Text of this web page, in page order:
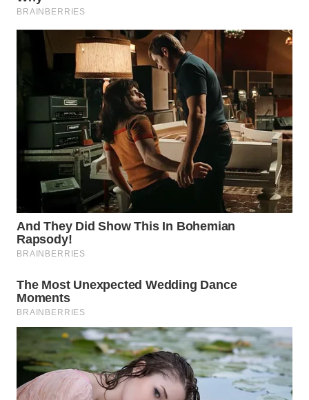
LABUHANBATU
WN
TAPANULI
WN DELI
SERDANG
WN
TINGGI
WN
PAKPAK
KARAWANG
WN
BEKASI
WN
BOGOR